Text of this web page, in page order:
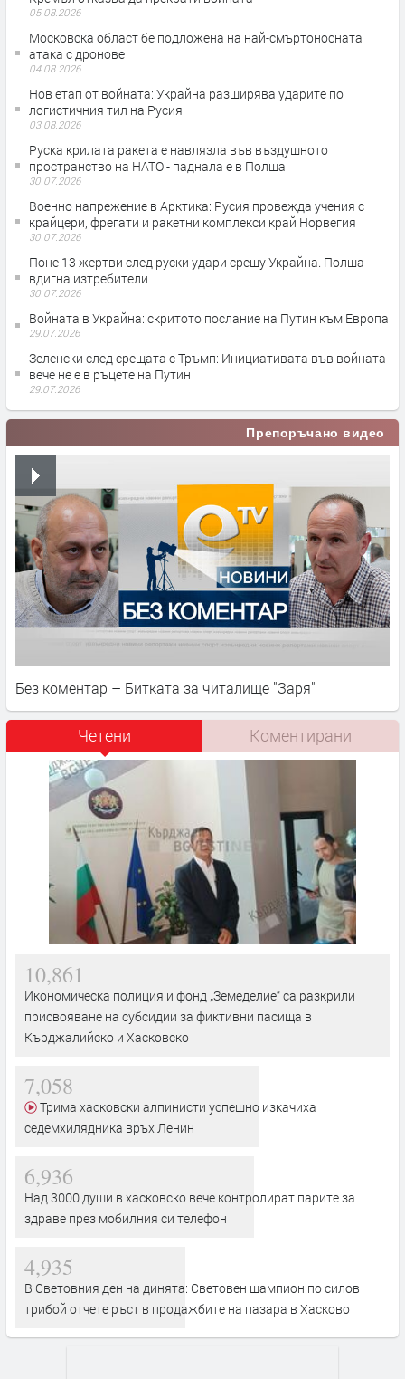
05.08.2026
Московска област бе подложена на най-смъртоносната
атака с дронове
04.08.2026
Нов етап от войната: Украйна разширява ударите по
логистичния тил на Русия
03.08.2026
Руска крилата ракета е навлязла във въздушното
пространство на НАТО - паднала е в Полша
30.07.2026
Военно напрежение в Арктика: Русия провежда учения с
крайцери, фрегати и ракетни комплекси край Норвегия
30.07.2026
Поне 13 жертви след руски удари срещу Украйна. Полша
вдигна изтребители
30.07.2026
Войната в Украйна: скритото послание на Путин към Европа
29.07.2026
Зеленски след срещата с Тръмп: Инициативата във войната
вече не е в ръцете на Путин
29.07.2026
Препоръчано видео
Без коментар – Битката за читалище "Заря"
Четени Коментирани
10,861
Икономическа полиция и фонд „Земеделие“ са разкрили
присвояване на субсидии за фиктивни пасища в
Кърджалийско и Хасковско
7,058
седемхилядника връх Ленин
6,936
Над 3000 души в хасковско вече контролират парите за
здраве през мобилния си телефон
4,935
В Световния ден на динята: Световен шампион по силов
трибой отчете ръст в продажбите на пазара в Хасково